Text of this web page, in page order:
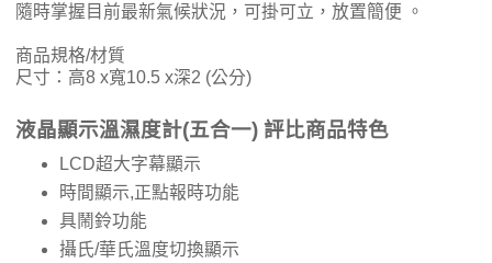
隨時掌握目前最新氣候狀況，可掛可立，放置簡便 。
商品規格/材質
尺寸：高8 x寬10.5 x深2 (公分)
液晶顯示溫濕度計(五合一) 評比商品特色
LCD超大字幕顯示
時間顯示,正點報時功能
具鬧鈴功能
攝氏/華氏溫度切換顯示